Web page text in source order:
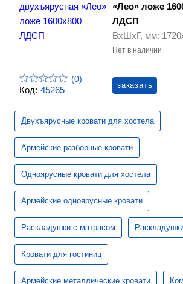
Код: 45265
(0)
«Лео» ложе
ЛДСП
ВхШхГ, мм:
Нет в наличии
заказать
Двухъярусные кровати для хостела
Армейские разборные кровати
Одноярусные кровати для хостела
Армейские одноярусные кровати
Раскладушки с матрасом
Кровати для гостиниц
Армейские металлические кровати